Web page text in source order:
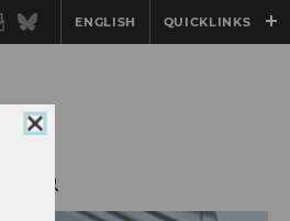
BlueskyENGLISH QUICKLINKS
Cookie